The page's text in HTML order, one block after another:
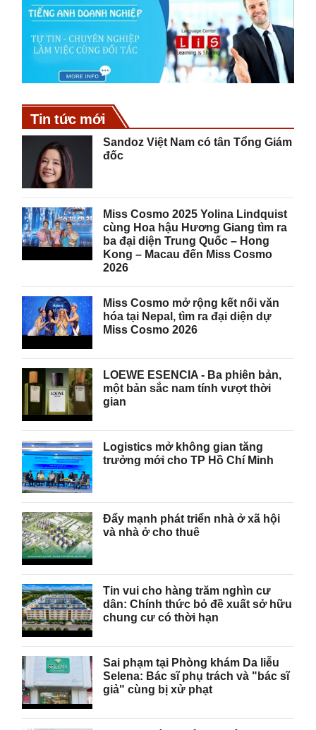
Tin tức mới
Sandoz Việt Nam có tân Tổng Giám
đốc
Miss Cosmo 2025 Yolina Lindquist
cùng Hoa hậu Hương Giang tìm ra
ba đại diện Trung Quốc – Hong
Kong – Macau đến Miss Cosmo
2026
Miss Cosmo mở rộng kết nối văn
hóa tại Nepal, tìm ra đại diện dự
Miss Cosmo 2026
LOEWE ESENCIA - Ba phiên bản,
một bản sắc nam tính vượt thời
gian
Logistics mở không gian tăng
trưởng mới cho TP Hồ Chí Minh
Đẩy mạnh phát triển nhà ở xã hội
và nhà ở cho thuê
Tin vui cho hàng trăm nghìn cư
dân: Chính thức bỏ đề xuất sở hữu
chung cư có thời hạn
Sai phạm tại Phòng khám Da liễu
Selena: Bác sĩ phụ trách và "bác sĩ
giả" cùng bị xử phạt